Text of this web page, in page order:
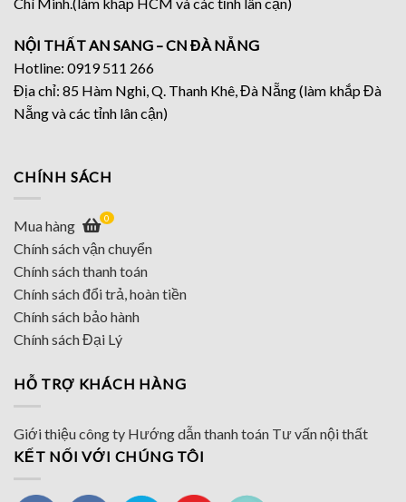
NỘI THẤT AN SANG – CN ĐÀ NẴNG
Hotline: 0919 511 266
Địa chỉ: 85 Hàm Nghi, Q. Thanh Khê, Đà Nẵng (làm khắp Đà
Nẵng và các tỉnh lân cận)
CHÍNH SÁCH
Mua hàng 0
Chính sách vận chuyển
Chính sách thanh toán
Chính sách đổi trả, hoàn tiền
Chính sách bảo hành
Chính sách Đại Lý
HỖ TRỢ KHÁCH HÀNG
Giới thiệu công ty Hướng dẫn thanh toán Tư vấn nội thất
KẾT NỐI VỚI CHÚNG TÔI